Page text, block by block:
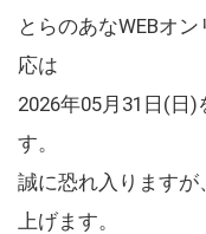
とらのあなWEBオ
応は
2026年05月31日(日
す。
誠に恐れ入ります
上げます。